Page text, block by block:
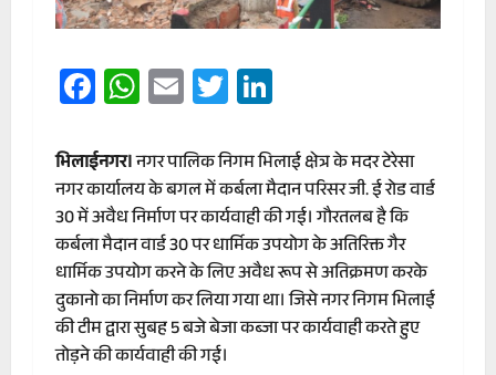
Facebook
WhatsApp
EmailTwitter
भिलाईनगर।नगर पालिक निगम भिलाई क्षेत्र के मदर टेरेसा
नगर कार्यालय के बगल में कर्बला मैदान परिसर जी. ई रोड वार्ड
30 में अवैध निर्माण पर कार्यवाही की गई। गौरतलब है कि
कर्बला मैदान वार्ड 30 पर धार्मिक उपयोग के अतिरिक्त गैर
धार्मिक उपयोग करने के लिए अवैध रूप से अतिक्रमण करके
दुकानो का निर्माण कर लिया गया था। जिसे नगर निगम भिलाई
की टीम द्वारा सुबह 5 बजे बेजा कब्जा पर कार्यवाही करते हुए
तोड़ने की कार्यवाही की गई।